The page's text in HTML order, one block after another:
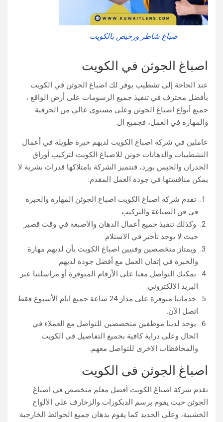
صباغ شاطر ورخيص بالكويت
اصباغ الجوثن في الكويت
عند الحاجة إلى تشطيب يوفر لك اصباغ الجوثن في الكويت
بأفضل محترف في تنفيذ جميع الرسومات على أرض الواقع ،
جميع أنواع اصباغ الجوثن وعلى مستوى عالي من الحرفية
والمهارة في العمل، فجميع ال
عاملين في شركة اصباغ الكويت لديهم خبرة طويلة في أعمال
التشطيبات والدهانات جوتن للاصباغ الكويت لتركيب أوراق
الجدران والجبس بورد، فتتميز الشركة بامتلاكها قدرات بشرية لا
يمكن منافستها في جودة العمل المقدم:
تقدم شركة اصباغ الكويت اصباغ الجوثن المهارة والخبرة
في فن الصباغة والتركيب.
وكذلك تنفيذ جميع أعمال الدهان والأصبغة في وقت قصير
حيث لا يوجد تأخير في الاستلام.
ويمتاز متخصصين وفنيين اصباغ الكويت بأن لديهم مهارة
والخبرة في إتقان العمل مع أفضل جودة لديهم.
يمكنك التواصل معنا على الأرقام المتوفرة أو مراسلتنا عبر
البريد الإلكتروني.
خدماتنا متوفرة على مدار 24 ساعة جميع ايام الأسبوع فقط
اتصل الآن.
يوجد لدينا موظفين متخصصين للتواصل مع العملاء في
الحال وعلى دراية كافية بجميع التفاصيل فى الكويت
والمحافظات الاخرى للتواصل معهم.
اصباغ الجوثن فى الكويت
تقدم شركة اصباغ الكويت أفضل معلم متخصص في اصباغ
الجوثن حيث يقوم برسم الديكورات والزخارف على الألواح
الخشبية، وعلى الحديد كما يقوم بدهان جميع الحوائط الخارجية